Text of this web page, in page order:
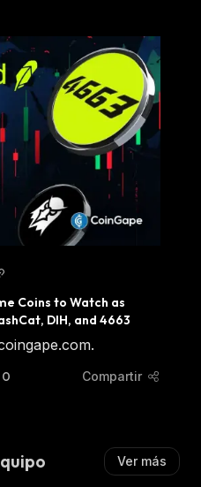
Coins to Watch as
DIH, and 4663
0 Compartir
Ver más